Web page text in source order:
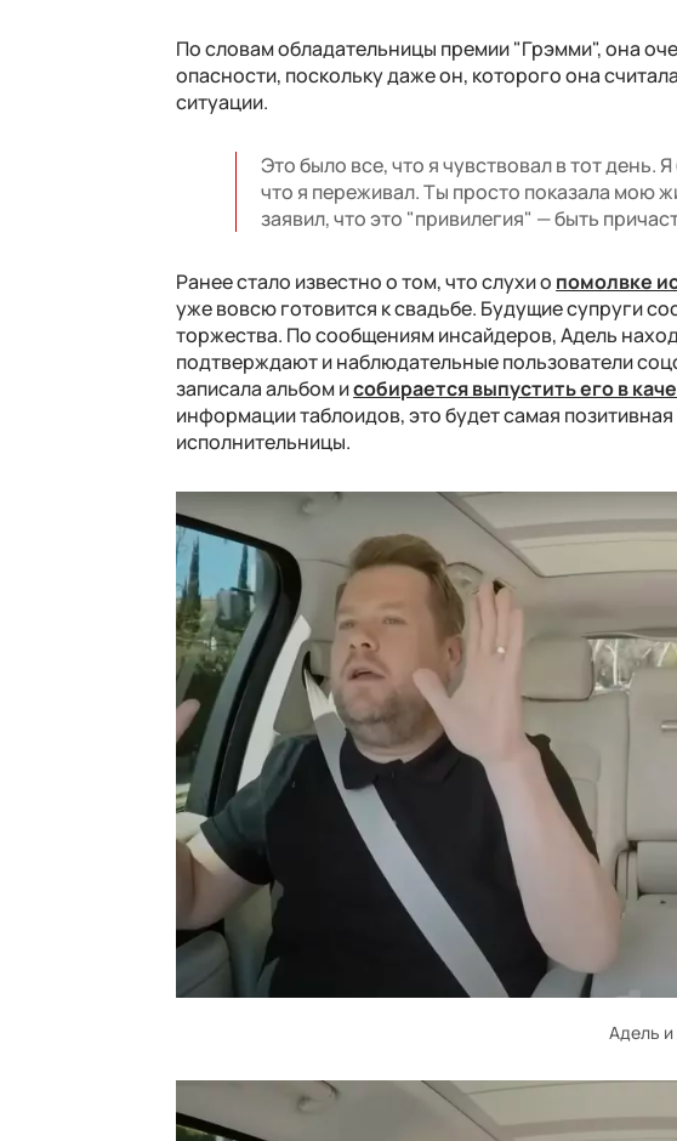
По словам обладательницы премии "Грэмми", она
опасности, поскольку даже он, которого она
ситуации.
Это было все, что я чувствовал в тот день.
что я переживал. Ты просто показала мою
заявил, что это "привилегия" — быть
Ранее стало известно о том, что слухи о помолвке
уже вовсю готовится к свадьбе. Будущие супруги
торжества. По сообщениям инсайдеров, Адель
подтверждают и наблюдательные пользователи
записала альбом исобирается выпустить его в
информации таблоидов, это будет самая
исполнительницы.
Адель